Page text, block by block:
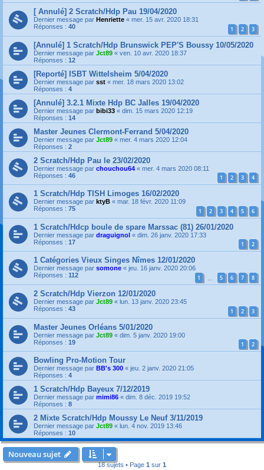
[ Annulé] 2 Scratch/Hdp Pau 19/04/2020
Dernier message par Henriette « mer. 15 avr. 2020 18:31
Réponses : 40 1 2 3
[Annulé] 1 Scratch/Hdp Brunswick PEP'S Boussy 10/05/2020
Dernier message par Jct89 « ven. 10 avr. 2020 18:37
Réponses : 12
[Reporté] ISBT Wittelsheim 5/04/2020
Dernier message par sst « mer. 18 mars 2020 13:02
Réponses : 4
[Annulé] 3.2.1 Mixte Hdp BC Jalles 19/04/2020
Dernier message par bibi33 « dim. 15 mars 2020 12:19
Réponses : 14
Master Jeunes Clermont-Ferrand 5/04/2020
Dernier message par Jct89 « mer. 4 mars 2020 12:04
Réponses : 2
2 Scratch/Hdp Pau le 23/02/2020
Dernier message par chouchou64 « mer. 4 mars 2020 08:11
Réponses : 46 1 2 3 4
1 Scratch/Hdp TISH Limoges 16/02/2020
Dernier message par ktyB « mar. 18 févr. 2020 11:09
Réponses : 75 1 2 3 4 5 6
1 Scratch/Hdcp boule de spare Marssac (81) 26/01/2020
Dernier message par draguignol « dim. 26 janv. 2020 17:33
Réponses : 17 1 2
1 Catégories Vieux Singes Nîmes 12/01/2020
Dernier message par somone « jeu. 16 janv. 2020 20:06
Réponses : 112 1 5 6 7 8
2 Scratch/Hdp Vierzon 12/01/2020
Dernier message par Jct89 « lun. 13 janv. 2020 23:45
Réponses : 43 1 2 3
Master Jeunes Orléans 5/01/2020
Dernier message par Jct89 « dim. 5 janv. 2020 19:00
Réponses : 19 1 2
Bowling Pro-Motion Tour
Dernier message par BB's 300 « jeu. 2 janv. 2020 21:05
Réponses : 4
1 Scratch/Hdp Bayeux 7/12/2019
Dernier message par mimi86 « dim. 8 déc. 2019 19:52
Réponses : 8
2 Mixte Scratch/Hdp Moussy Le Neuf 3/11/2019
Dernier message par Jct89 « lun. 4 nov. 2019 13:46
Réponses : 10
Nouveau sujet
18 sujets • Page 1 sur 1